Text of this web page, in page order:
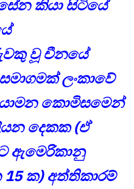
කියා සිටියේ
වූ චීනයේ
ලංකාවේ
කොමිසමෙන්
දෙකක (ඒ
ඇමෙරිකානු
ක) අත්තිකාරම්